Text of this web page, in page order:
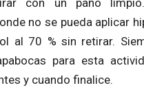
con un paño
no se pueda aplicar
al 70 % sin retirar.
para esta
y cuando finalice.